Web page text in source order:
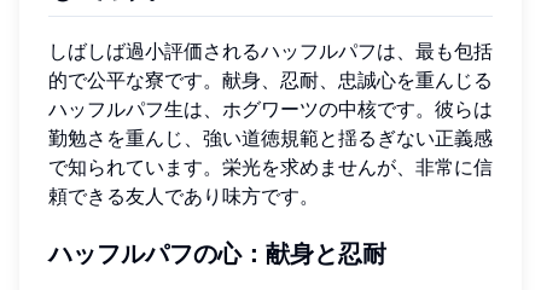
しばしば過小評価されるハッフルパフは、最も包括
的で公平な寮です。献身、忍耐、忠誠心を重んじる
ハッフルパフ生は、ホグワーツの中核です。彼らは
勤勉さを重んじ、強い道徳規範と揺るぎない正義感
で知られています。栄光を求めませんが、非常に信
頼できる友人であり味方です。
ハッフルパフの心：献身と忍耐